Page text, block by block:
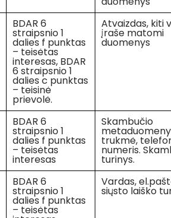
BDAR 6
straipsnio 1
dalies f punktas
– teisėtas
interesas, BDAR
6 straipsnio 1
dalies c punktas
– teisinė
prievolė.
Atvaizdas, kiti
įraše matomi
duomenys
BDAR 6
straipsnio 1
dalies f punktas
– teisėtas
interesas
Skambučio
trukmė,
numeris.
turinys.
BDAR 6
straipsnio 1
dalies f punktas
– teisėtas
Vardas,
siųsto laiško